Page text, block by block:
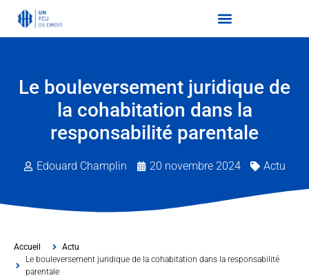
Le bouleversement juridique de
la cohabitation dans la
responsabilité parentale
Edouard Champlin 20 novembre 2024 Actu
Accueil
Actu
Le bouleversement juridique de la cohabitation dans la responsabilité
parentale